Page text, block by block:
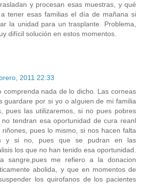
y procesan esas muestras, y qué
tener esas familias el día de mañana si
la unidad para un trasplante. Problema,
difícil solución en estos momentos.
2011 22:33
comprenda nada de lo dicho. Las corneas
guardare por si yo o alguien de mi familia
pues las utilizaremos, si no pues pobres
no tendran esa oportunidad de cura reanl
riñones, pues lo mismo, si nos hacen falta
y si no, pues que se pudran en las
los que no han tenido esa oportunidad.
sangre,pues me refiero a la donacion
abolida, y que en momentos de
los quirofanos de los pacientes